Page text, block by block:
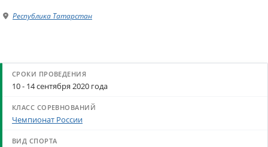
Республика Татарстан
10 - 14 сентября 2020 года
Чемпионат России